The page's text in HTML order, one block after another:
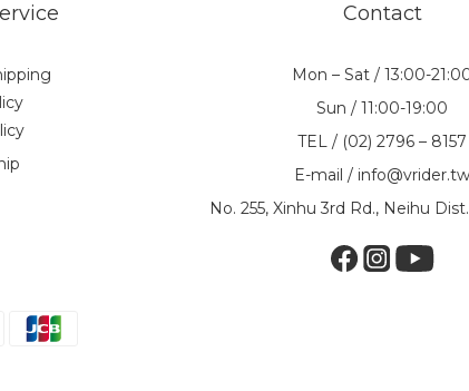
Contact
Mon – Sat / 13:00-
Sun / 11:00-19:00
TEL / (02) 2796 – 8157
E-mail / info@vrider.tw
No. 255, Xinhu 3rd Rd., Neihu